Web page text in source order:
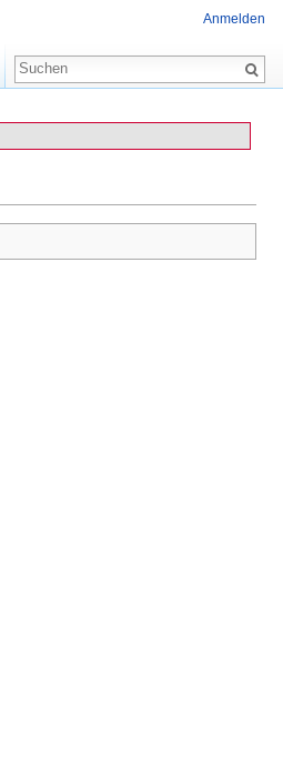
Anmelden